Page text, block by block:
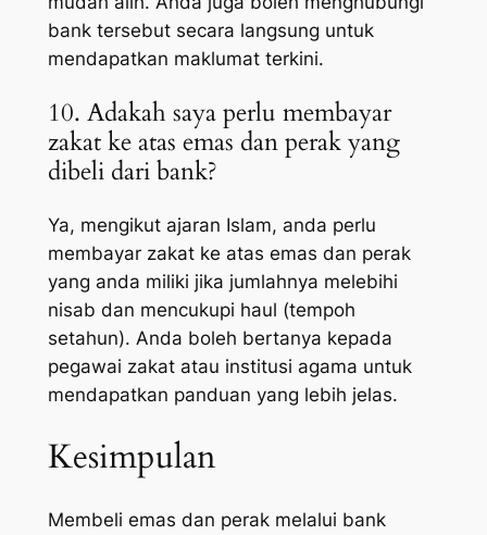
bank tersebut secara langsung untuk
mendapatkan maklumat terkini.
10. Adakah saya perlu membayar
zakat ke atas emas dan perak yang
dibeli dari bank?
Ya, mengikut ajaran Islam, anda perlu
membayar zakat ke atas emas dan perak
yang anda miliki jika jumlahnya melebihi
nisab dan mencukupi haul (tempoh
setahun). Anda boleh bertanya kepada
pegawai zakat atau institusi agama untuk
mendapatkan panduan yang lebih jelas.
Kesimpulan
Membeli emas dan perak melalui bank